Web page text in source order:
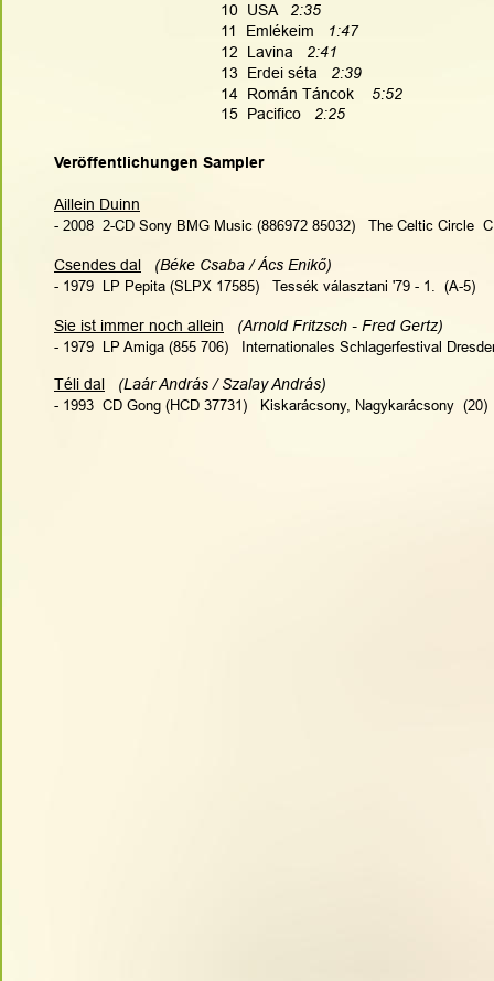
10  USA 2:35
11  Emlékeim
1:47
12  Lavina
  2:41
13  Erdei séta
  2:39
14  Román Táncok
5:52
15  Pacifico
2:25
Veröffentlichungen Sampler
Aillein Duinn
- 2008  2-CD Sony BMG Music (886972 85032)   The Celtic Circle
Csendes dal
(Béke Csaba / Ács Enikő)
- 1979  LP Pepita (SLPX 17585)   Tessék választani '79 - 1.  (A-5)
Sie ist immer noch allein
(Arnold Fritzsch - Fred Gertz)
- 1979  LP Amiga (855 706)   Internationales Schlagerfestival
Téli dal
(Laár András / Szalay András)
- 1993  CD Gong (HCD 37731)   Kiskarácsony, Nagykarácsony  (20)